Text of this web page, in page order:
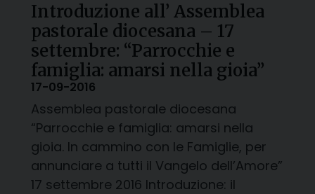
Introduzione all’ Assemblea
pastorale diocesana – 17
settembre: “Parrocchie e
famiglia: amarsi nella gioia”
17-09-2016
Assemblea pastorale diocesana
“Parrocchie e famiglia: amarsi nella
gioia. In cammino con le Famiglie, per
annunciare a tutti il Vangelo dell’Amore”
17 settembre 2016 Introduzione: il